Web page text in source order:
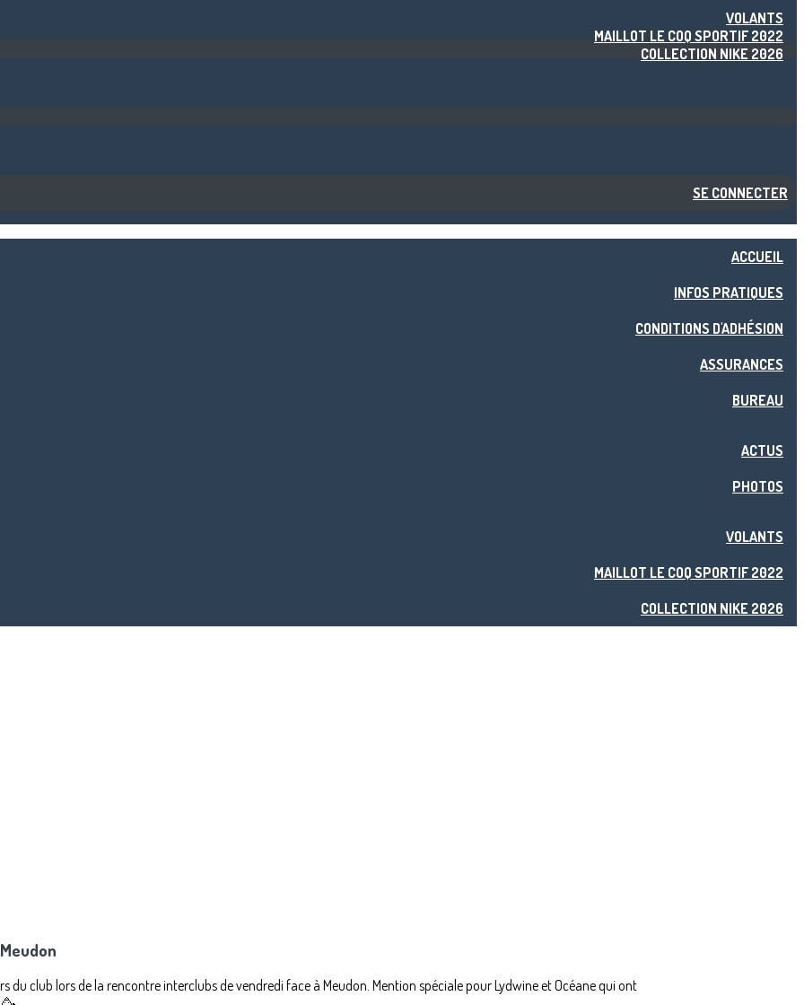
VOLANTS
MAILLOT LE COQ SPORTIF 2022
COLLECTION NIKE 2026
SE CONNECTER
ACCUEIL
INFOS PRATIQUES
CONDITIONS D'ADHÉSION
ASSURANCES
BUREAU
ACTUS
PHOTOS
VOLANTS
MAILLOT LE COQ SPORTIF 2022
COLLECTION NIKE 2026
du club lors de la rencontre interclubs de vendredi face à Meudon. Mention spéciale pour Lydwine et Océane qui ont